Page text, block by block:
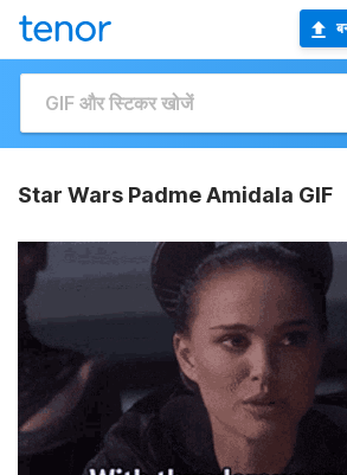
Star Wars Padme Amidala GIF